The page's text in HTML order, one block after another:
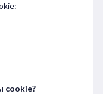
cookie?